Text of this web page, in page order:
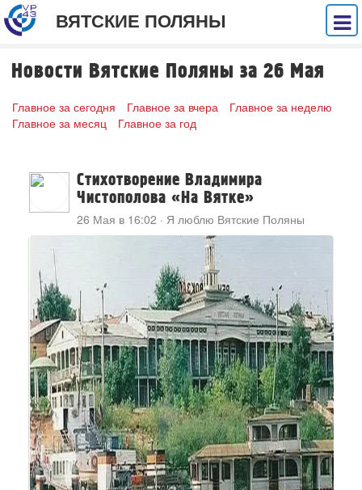
ВЯТСКИЕ ПОЛЯНЫ
Новости Вятские Поляны за 26 Мая
Главное за сегодня Главное за вчера
Главное за неделю
Главное за месяц
Главное за год
Стихотворение Владимира
Чистополова «На Вятке»
26 Мая в 16:02 · Я люблю Вятские Поляны